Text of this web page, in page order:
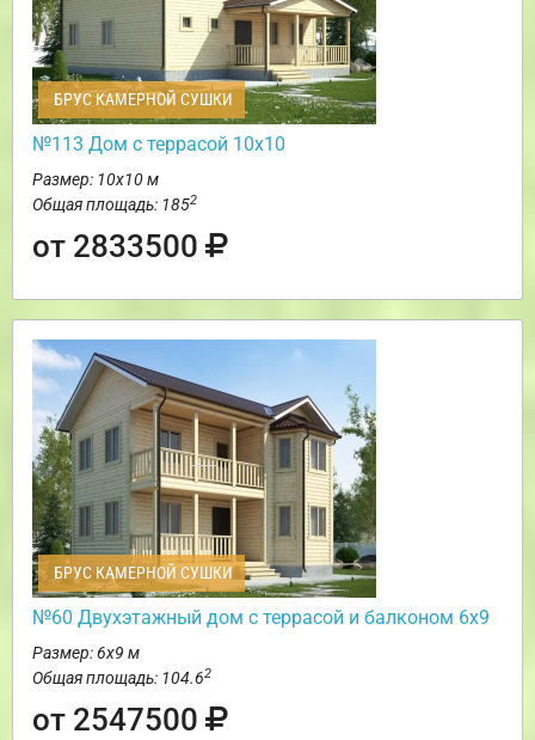
БРУС КАМЕРНОЙ СУШКИ
№113 Дом с террасой 10х10
Размер: 10х10 м
Общая площадь: 1852
от 2833500
БРУС КАМЕРНОЙ СУШКИ
№60 Двухэтажный дом с террасой и балконом 6х9
Размер: 6х9 м
Общая площадь: 104.62
от 2547500